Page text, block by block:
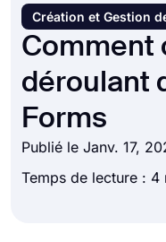
Modèles
Ressources
Tarification
Création et Gestion
Comment
déroulant
Forms
Publié le Janv. 17,
Temps de lecture : 4